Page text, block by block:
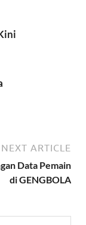
NEXT ARTICLE
Data Pemain
di GENGBOLA